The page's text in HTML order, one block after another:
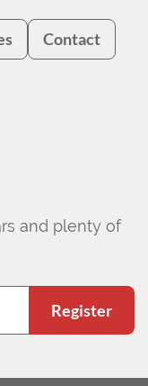
Contact
and plenty of
Register